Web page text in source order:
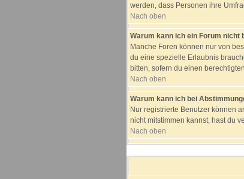
werden, dass Personen ihre
Nach oben
Warum kann ich ein Forum nicht
Manche Foren können nur von
du eine spezielle Erlaubnis
bitten, sofern du einen
Nach oben
Warum kann ich bei
Nur registrierte Benutzer können
nicht mitstimmen kannst, hast du
Nach oben